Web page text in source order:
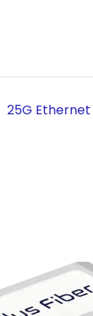
25G Ethernet